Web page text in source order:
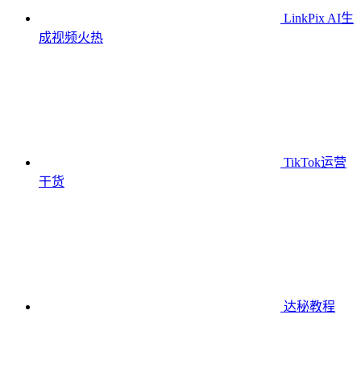
LinkPix AI生
成视频火热
TikTok运营
干货
达秘教程